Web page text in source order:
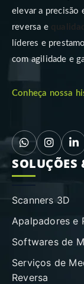
elevar a precisão
reversa e
líderes e
com agilidade e
Conheça nossa
SOLUÇÕES
Scanners 3D
Apalpadores e
Softwares de
Serviços de
Reversa